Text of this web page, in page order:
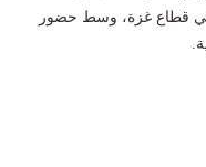
في قطاع غزة، وسط حضور